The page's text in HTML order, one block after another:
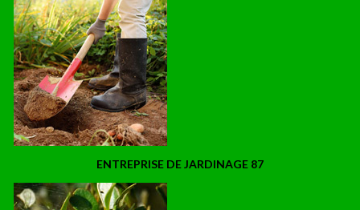
ENTREPRISE DE JARDINAGE 87